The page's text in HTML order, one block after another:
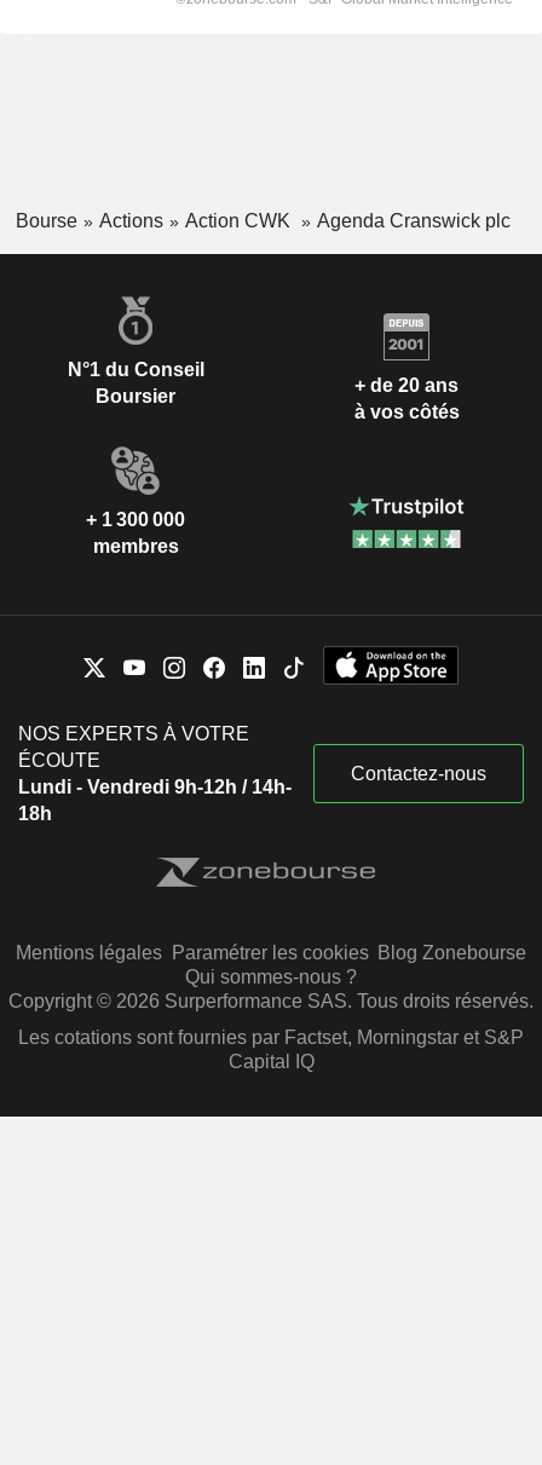
Bourse Actions Action CWK Agenda Cranswick plc
N°1 du Conseil
Boursier
+ de 20 ans
à vos côtés
+ 1 300 000
membres
NOS EXPERTS À VOTRE
ÉCOUTE
Lundi - Vendredi 9h-12h / 14h-
18h
Contactez-nous
Mentions légales Paramétrer les cookies Blog Zonebourse
Qui sommes-nous ?
Copyright © 2026 Surperformance SAS. Tous droits réservés.
Les cotations sont fournies par Factset, Morningstar et S&P
Capital IQ